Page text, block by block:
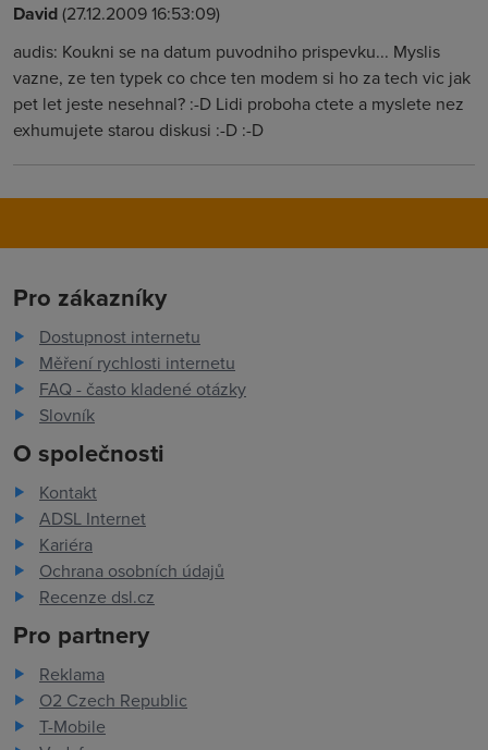
David(27.12.2009 16:53:09)
audis: Koukni se na datum puvodniho prispevku... Myslis
vazne, ze ten typek co chce ten modem si ho za tech vic jak
pet let jeste nesehnal? :-D Lidi proboha ctete a myslete nez
exhumujete starou diskusi :-D :-D
Pro zákazníky
Dostupnost internetu
Měření rychlosti internetu
FAQ - často kladené otázky
Slovník
O společnosti
Kontakt
ADSL Internet
Kariéra
Ochrana osobních údajů
Recenze dsl.cz
Pro partnery
Reklama
O2 Czech Republic
T-Mobile